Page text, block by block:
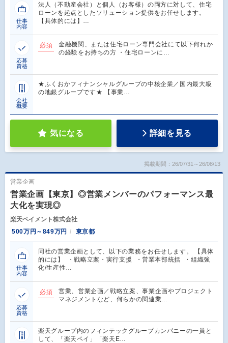
仕事
内容
法人（不動産会社）と個人（お客様）の両方に対して、住宅
ローンを起点としたソリューション提供をお任せします。
【具体的には】…
応募
資格
必須
金融機関、または住宅ローン専門会社にて以下何れか
の経験をお持ちの方 ・住宅ローンに…
会社
概要
★ふくおかフィナンシャルグループの中核企業／国内最大級
の地銀グループです★ 【事業…
気になる 詳細を見る
掲載期間：26/07/31～26/08/13
営業企画
営業企画【東京】◎営業メンバーのパフォーマンス最
大化を実現◎
楽天ペイメント株式会社
500万円～849万円
東京都
仕事
内容
同社の営業企画として、以下の業務をお任せします。 【具体
的には】 ・戦略立案・実行支援 ・営業本部統括 ・組織強
化/生産性…
応募
資格
必須
営業、営業企画／戦略立案、事業企画やプロジェクト
マネジメントなど、何らかの関連業…
楽天グループ内のフィンテックグループカンパニーの一員と
して、「楽天ペイ」「楽天E…